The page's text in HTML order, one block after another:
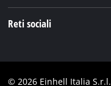
Einhell prodotti
Comformità
Reti sociali
© 2026 Einhell Italia S.r.l.